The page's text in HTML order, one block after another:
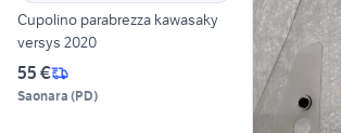
Cupolino parabrezza kawasaky
versys 2020
55 €
Saonara (PD)